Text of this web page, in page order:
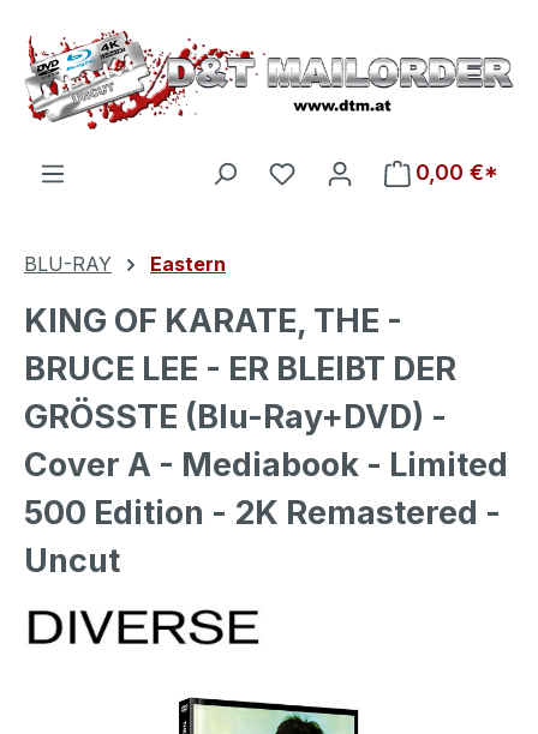
Zum Hauptinhalt springen
Du hast 0 Produkte auf
0,00 €*
BLU-RAY Eastern
KING OF KARATE, THE -
BRUCE LEE - ER BLEIBT DER
GRÖSSTE (Blu-Ray+DVD) -
Cover A - Mediabook - Limited
500 Edition - 2K Remastered -
Uncut
Bildergalerie überspringen